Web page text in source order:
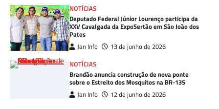
NOTÍCIAS
Deputado Federal Júnior Lourenço participa da
XXV Cavalgada da ExpoSertão em São João dos
Patos
Jan Info
13 de junho de 2026
NOTÍCIAS
Brandão anuncia construção de nova ponte
sobre o Estreito dos Mosquitos na BR-135
Jan Info 12 de junho de 2026